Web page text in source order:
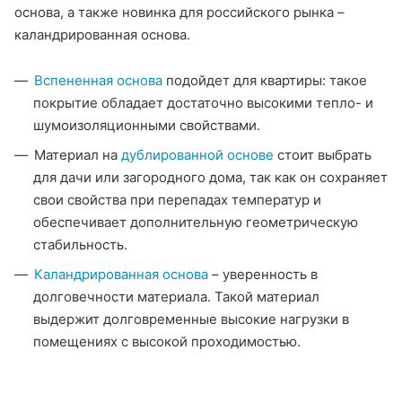
основа, а также новинка для российского рынка –
каландрированная основа.
Вспененная основа подойдет для квартиры: такое
покрытие обладает достаточно высокими тепло- и
шумоизоляционными свойствами.
Материал на дублированной основе стоит выбрать
для дачи или загородного дома, так как он сохраняет
свои свойства при перепадах температур и
обеспечивает дополнительную геометрическую
стабильность.
Каландрированная основа – уверенность в
долговечности материала. Такой материал
выдержит долговременные высокие нагрузки в
помещениях с высокой проходимостью.